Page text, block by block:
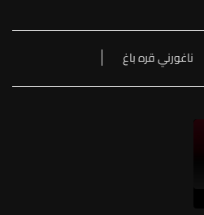
ناغورني قره باغ